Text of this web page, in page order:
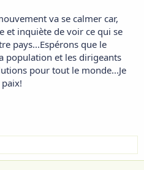
va se calmer car,
et inquiète de voir ce qui se
pays...Espérons que le
population et les dirigeants
pour tout le monde...Je